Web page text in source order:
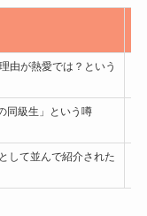
由が熱愛では？という
同級生」という噂
して並んで紹介された